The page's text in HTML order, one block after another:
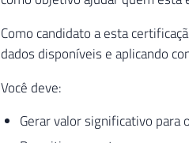
Como candidato a esta
dados disponíveis e aplicando
Você deve:
Gerar valor significativo para